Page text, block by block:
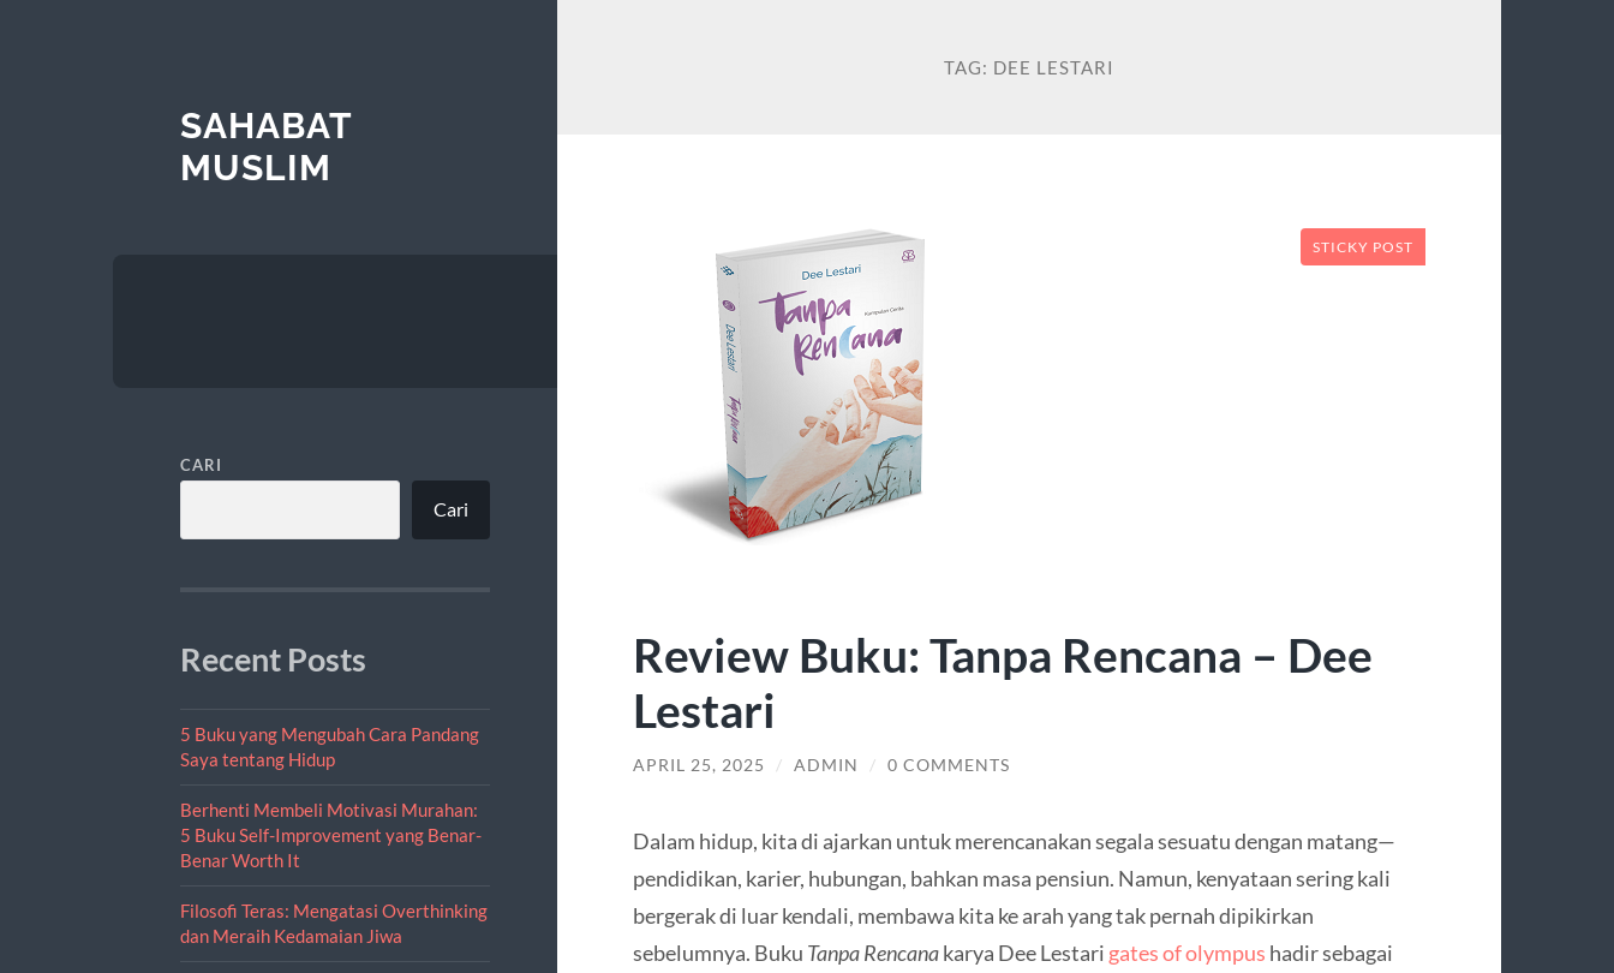
SAHABAT
MUSLIM
CARI
Cari
Recent Posts
5 Buku yang Mengubah Cara Pandang
Saya tentang Hidup
Berhenti Membeli Motivasi Murahan:
5 Buku Self-Improvement yang Benar-
Benar Worth It
Filosofi Teras: Mengatasi Overthinking
dan Meraih Kedamaian Jiwa
TAG: DEE LESTARI
STICKY POST
Review Buku: Tanpa Rencana – Dee
Lestari
APRIL 25, 2025 / ADMIN / 0 COMMENTS
Dalam hidup, kita di ajarkan untuk merencanakan segala sesuatu dengan matang—
pendidikan, karier, hubungan, bahkan masa pensiun. Namun, kenyataan sering kali
bergerak di luar kendali, membawa kita ke arah yang tak pernah dipikirkan
sebelumnya. Buku Tanpa Rencanakarya Dee Lestari gates of olympus hadir sebagai